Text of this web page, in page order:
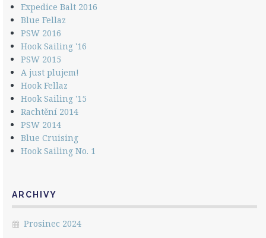
Expedice Balt 2016
Blue Fellaz
PSW 2016
Hook Sailing '16
PSW 2015
A just plujem!
Hook Fellaz
Hook Sailing '15
Rachtění 2014
PSW 2014
Blue Cruising
Hook Sailing No. 1
ARCHIVY
Prosinec 2024